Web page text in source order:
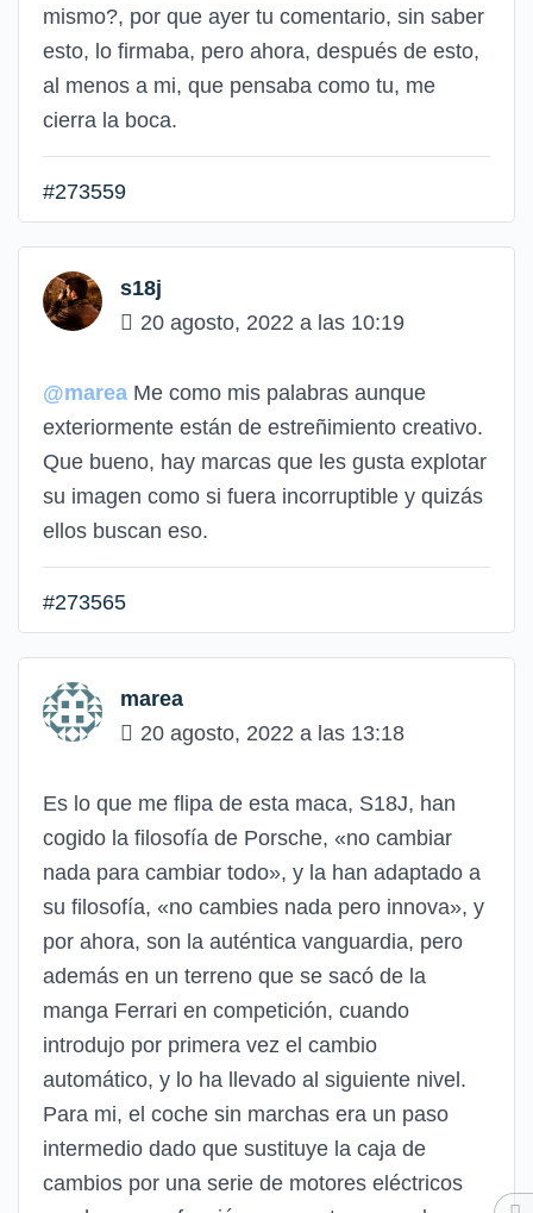
mismo?, por que ayer tu comentario, sin saber
esto, lo firmaba, pero ahora, después de esto,
al menos a mi, que pensaba como tu, me
cierra la boca.
#273559
s18j
20 agosto, 2022 a las 10:19
@marea Me como mis palabras aunque
exteriormente están de estreñimiento creativo.
Que bueno, hay marcas que les gusta explotar
su imagen como si fuera incorruptible y quizás
ellos buscan eso.
#273565
marea
20 agosto, 2022 a las 13:18
Es lo que me flipa de esta maca, S18J, han
cogido la filosofía de Porsche, «no cambiar
nada para cambiar todo», y la han adaptado a
su filosofía, «no cambies nada pero innova», y
por ahora, son la auténtica vanguardia, pero
además en un terreno que se sacó de la
manga Ferrari en competición, cuando
introdujo por primera vez el cambio
automático, y lo ha llevado al siguiente nivel.
Para mi, el coche sin marchas era un paso
intermedio dado que sustituye la caja de
cambios por una serie de motores eléctricos